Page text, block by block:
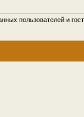
пользователей и